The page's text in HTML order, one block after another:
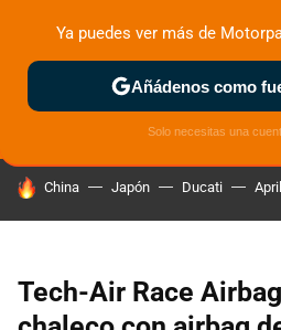
ZONA DE PRUEBAS
HOY SE HABLA DE
China Japón Ducati
Tech-Air Race
Ya puedes ver más de
Añádenos como
Solo necesitas una